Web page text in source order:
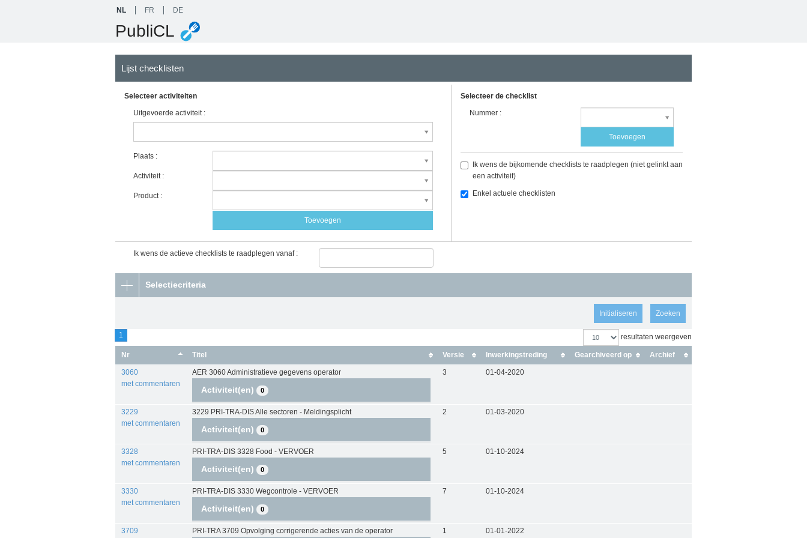
NL FR DE
PubliCL
Lijst checklisten
Selecteer activiteiten
Uitgevoerde activiteit :
Plaats :
Activiteit :
Product :
Toevoegen
Selecteer de checklist
Nummer :
Toevoegen
Ik wens de bijkomende checklists te raadplegen (niet gelinkt aan
een activiteit)
Enkel actuele checklisten
Ik wens de actieve checklists te raadplegen vanaf :
Selectiecriteria
Initialiseren
resultaten weergeven
1
Nr Titel Versie Inwerkingstreding Gearchiveerd op Archief
3060
met commentaren
AER 3060 Administratieve gegevens operator
Activiteit(en) 0
3 01-04-2020
3229
met commentaren
3229 PRI-TRA-DIS Alle sectoren - Meldingsplicht
Activiteit(en) 0
2 01-03-2020
3328
met commentaren
PRI-TRA-DIS 3328 Food - VERVOER
Activiteit(en) 0
5 01-10-2024
3330
met commentaren
PRI-TRA-DIS 3330 Wegcontrole - VERVOER
Activiteit(en) 0
7 01-10-2024
3709 PRI-TRA 3709 Opvolging corrigerende acties van de operator 1 01-01-2022